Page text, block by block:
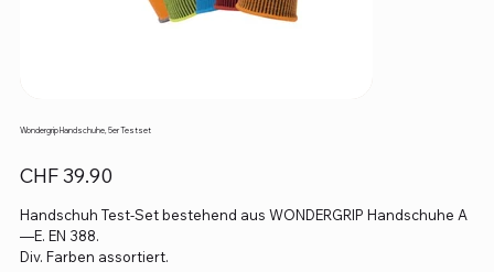
Wondergrip Handschuhe, 5er Testset
Preis
CHF 39.90
Handschuh Test-Set bestehend aus WONDERGRIP Handschuhe A
—E. EN 388.
Div. Farben assortiert.